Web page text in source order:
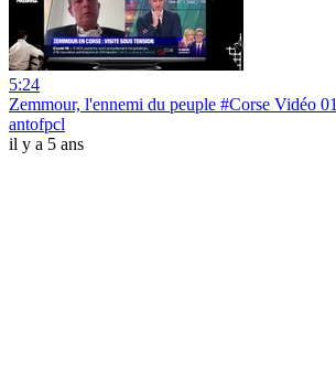
5:24
Zemmour, l'ennemi du peuple #Corse Vidéo 01
antofpcl
il y a 5 ans